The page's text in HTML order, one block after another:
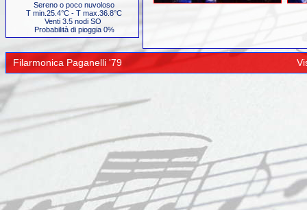
Sereno o poco nuvoloso
T min.25.4°C - T max.36.8°C
Venti 3.5 nodi SO
Probabilità di pioggia 0%
Filarmonica Paganelli '79